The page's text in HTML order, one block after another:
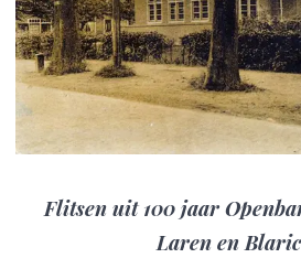
Flitsen uit 100 jaar
Laren en